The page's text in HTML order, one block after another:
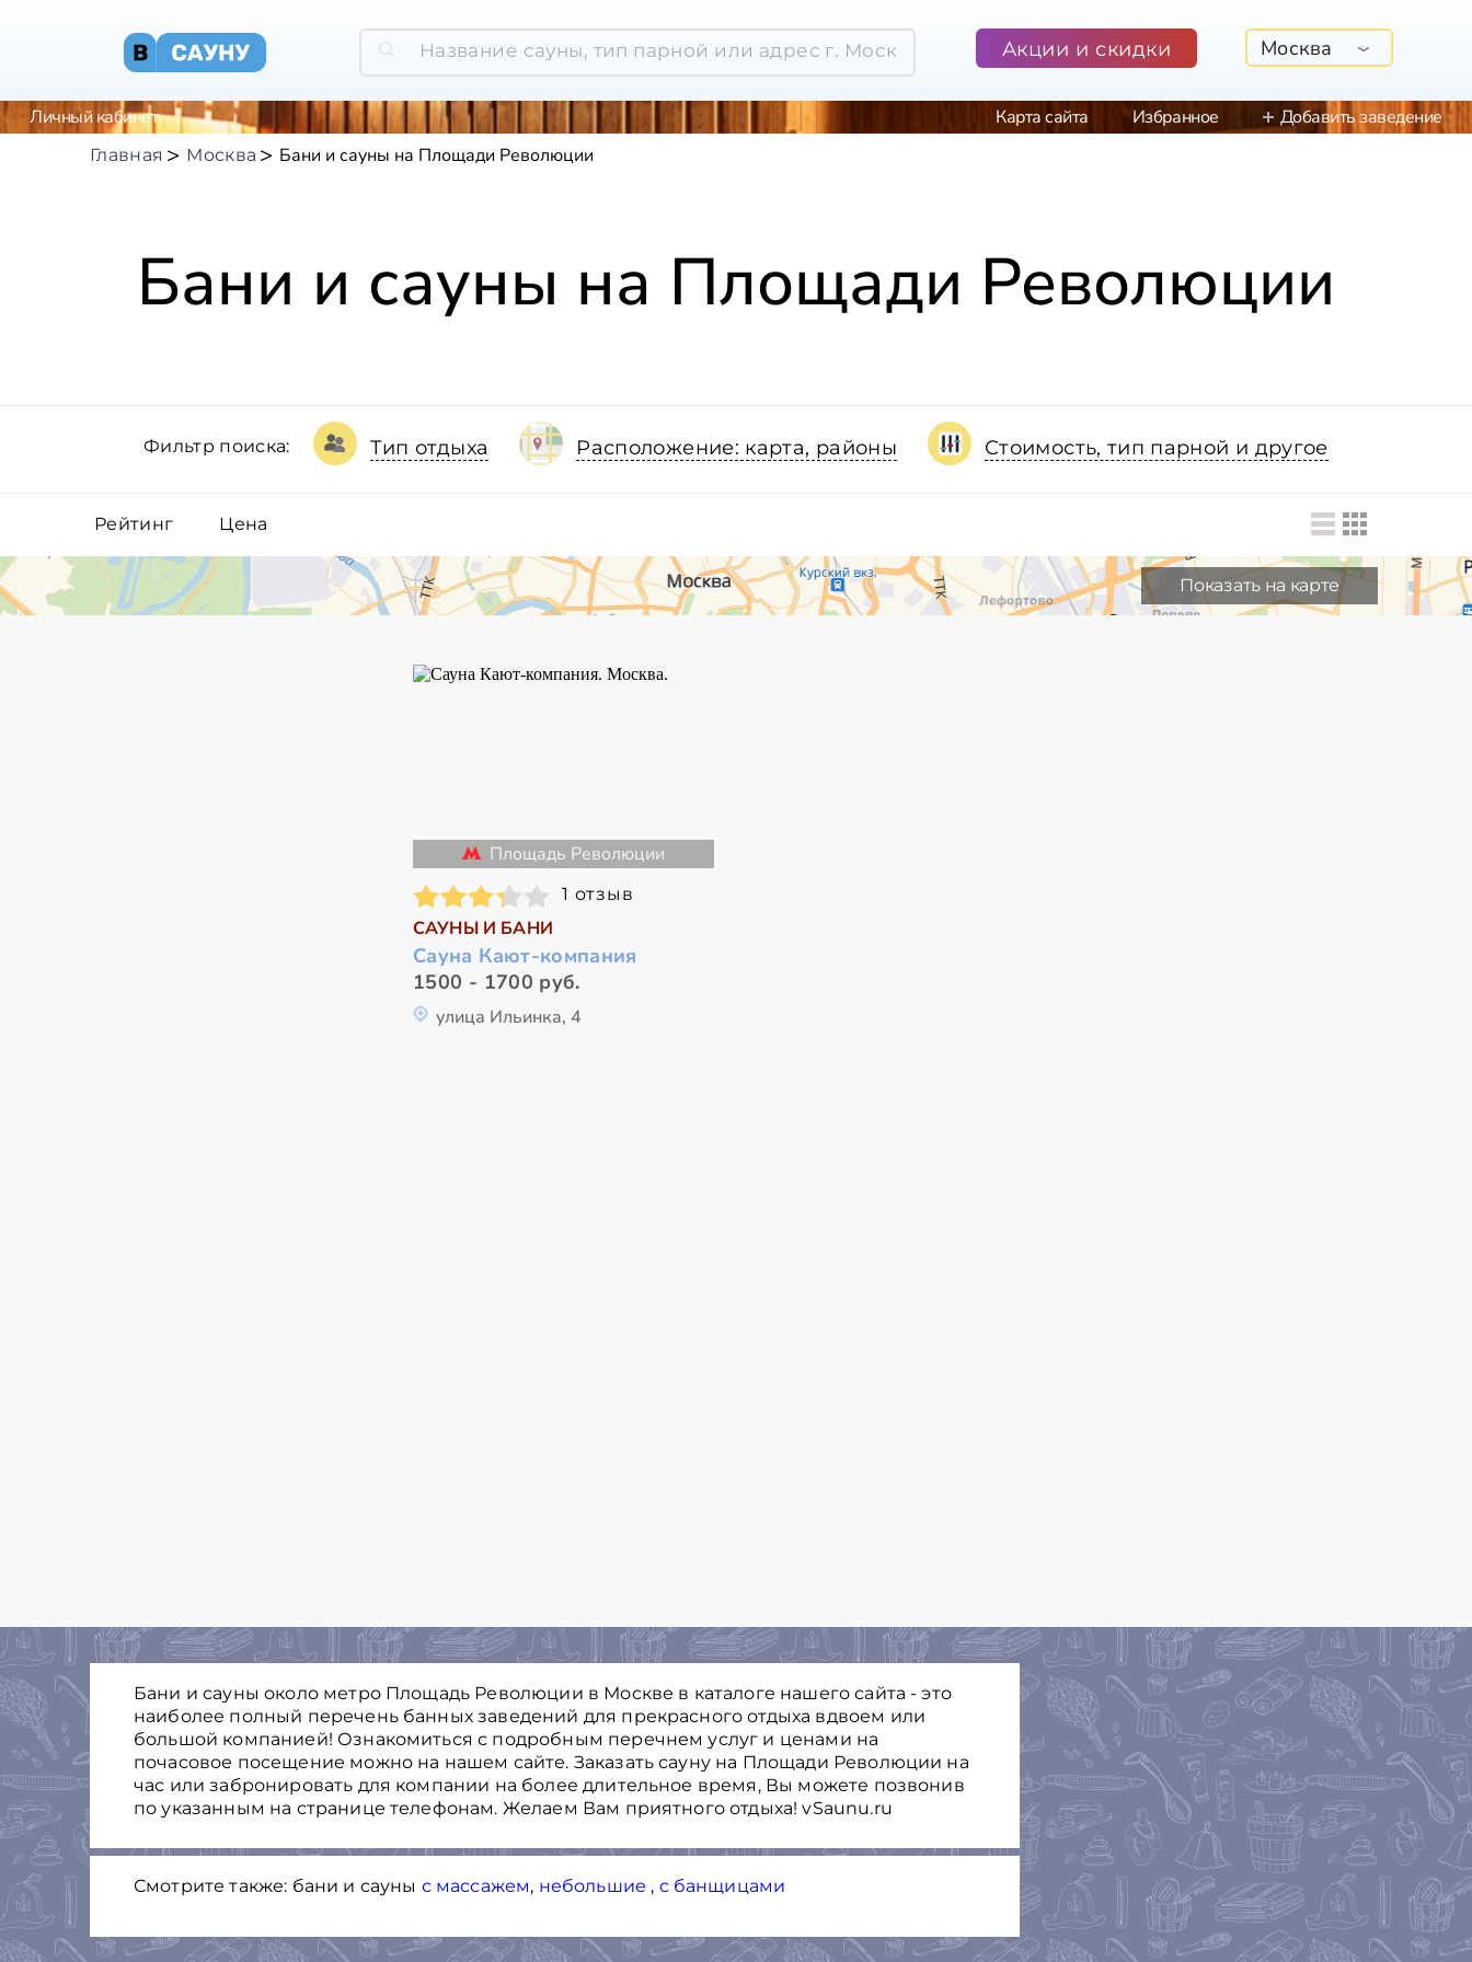
Акции и скидки Москва
Личный кабинет Карта сайта Избранное Добавить заведение
Главная Москва Бани и сауны на Площади Революции
Бани и сауны на Площади Революции
Фильтр поиска: Тип отдыха Расположение: карта, районы Стоимость, тип парной и другое
Рейтинг Цена
Показать на карте
Площадь Революции
1 отзыв
САУНЫ И БАНИ
Сауна Кают-компания
1500 - 1700 руб.
улица Ильинка, 4
Бани и сауны около метро Площадь Революции в Москве в каталоге нашего сайта - это
наиболее полный перечень банных заведений для прекрасного отдыха вдвоем или
большой компанией! Ознакомиться с подробным перечнем услуг и ценами на
почасовое посещение можно на нашем сайте. Заказать сауну на Площади Революции на
час или забронировать для компании на более длительное время, Вы можете позвонив
по указанным на странице телефонам. Желаем Вам приятного отдыха! vSaunu.ru
Смотрите также: бани и сауны с массажем, небольшие , с банщицами